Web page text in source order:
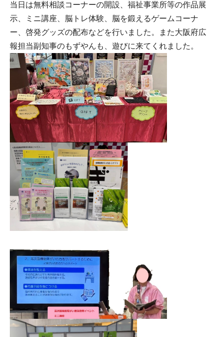
当日は無料相談コーナーの開設、福祉事業所等の作品展
示、ミニ講座、脳トレ体験、脳を鍛えるゲームコーナ
ー、啓発グッズの配布などを行いました。また大阪府広
報担当副知事のもずやんも、遊びに来てくれました。